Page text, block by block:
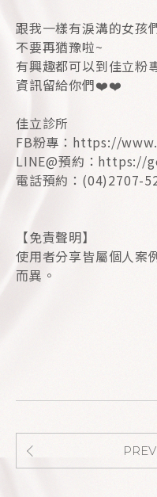
跟我一樣有淚溝的女孩
不要再猶豫啦~
有興趣都可以到佳立粉
資訊留給你們❤️❤️
佳立診所
FB粉專：https://
LINE@預約：https://
電話預約：(04)2707-
【免責聲明】
使用者分享皆屬個人案
而異。
PREV